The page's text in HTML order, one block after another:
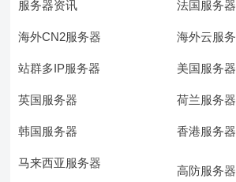
服务器资讯 法国服务器
海外CN2服务器 海外云服
站群多IP服务器 美国服务
英国服务器 荷兰服务器
韩国服务器 香港服务器
马来西亚服务器
高防服务器